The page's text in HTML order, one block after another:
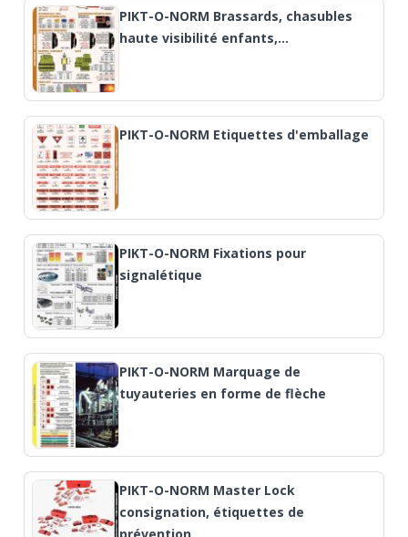
PIKT-O-NORM Brassards, chasubles
haute visibilité enfants,…
PIKT-O-NORM Etiquettes d'emballage
PIKT-O-NORM Fixations pour
signalétique
PIKT-O-NORM Marquage de
tuyauteries en forme de flèche
PIKT-O-NORM Master Lock
consignation, étiquettes de